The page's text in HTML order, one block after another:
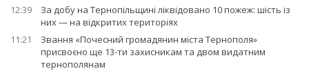
12:39
За добу на Тернопільщині ліквідовано 10 пожеж: шість із
них — на відкритих територіях
11:21
Звання «Почесний громадянин міста Тернополя»
присвоєно ще 13-ти захисникам та двом видатним
тернополянам